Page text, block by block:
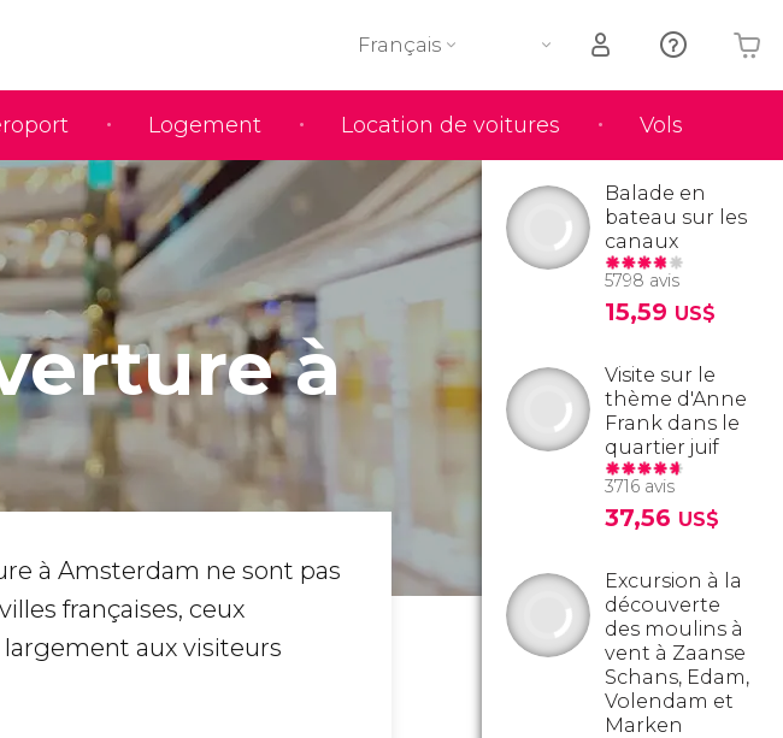
Logement Location de voitures Vols
Français
Votre panier est vide
à
à Amsterdam ne sont pas
françaises, ceux
aux visiteurs
Balade en
bateau sur les
canaux
5798 avis
15,59 US$
Visite sur le
thème d'Anne
Frank dans le
quartier juif
3716 avis
37,56 US$
Excursion à la
découverte
des moulins à
vent à Zaanse
Schans, Edam,
Volendam et
Marken